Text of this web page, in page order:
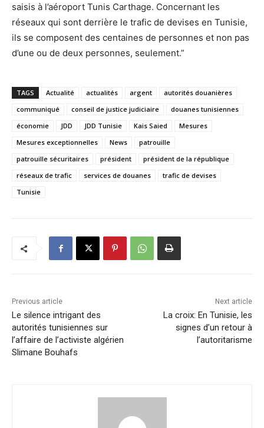
saisis à l’aéroport Tunis Carthage. Concernant les
réseaux qui sont derrière le trafic de devises en Tunisie,
ils se composent des centaines de personnes et non pas
d’une ou de deux personnes, seulement.”
TAGS Actualité actualités argent
autorités douanières
communiqué
conseil de justice judiciaire
douanes tunisiennes
économie
JDD JDD Tunisie Kais Saied
Mesures
Mesures exceptionnelles
News
patrouille
patrouille sécuritaires
président
président de la république
réseaux de trafic
services de douanes
trafic de devises
Tunisie
Previous article
Le silence intrigant des
autorités tunisiennes sur
l’affaire de l’activiste algérien
Slimane Bouhafs
Next article
La croix: En Tunisie, les
signes d’un retour à
l’autoritarisme